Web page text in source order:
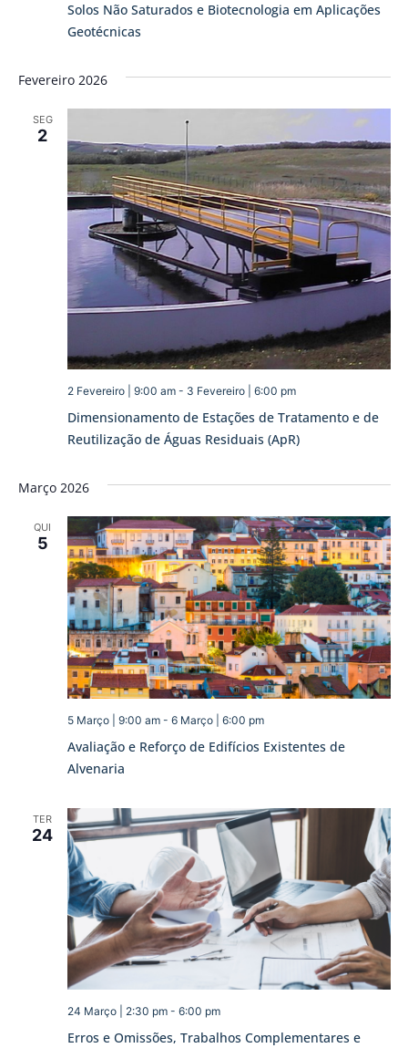
Solos Não Saturados e Biotecnologia em Aplicações
Geotécnicas
Fevereiro 2026
SEG
2
Dimensionamento de Estações de Tratamento e de
Reutilização de Águas Residuais (ApR)
2 Fevereiro | 9:00 am- 3 Fevereiro | 6:00 pm
Março 2026
QUI
5
Avaliação e Reforço de Edifícios Existentes de
Alvenaria
5 Março | 9:00 am- 6 Março | 6:00 pm
TER
24
Erros e Omissões, Trabalhos Complementares e
24 Março | 2:30 pm- 6:00 pm